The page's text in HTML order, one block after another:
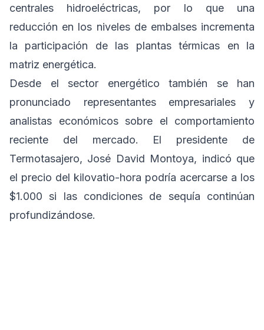
centrales hidroeléctricas, por lo que una
reducción en los niveles de embalses incrementa
la participación de las plantas térmicas en la
matriz energética.
Desde el sector energético también se han
pronunciado representantes empresariales y
analistas económicos sobre el comportamiento
reciente del mercado. El presidente de
Termotasajero, José David Montoya, indicó que
el precio del kilovatio-hora podría acercarse a los
$1.000 si las condiciones de sequía continúan
profundizándose.